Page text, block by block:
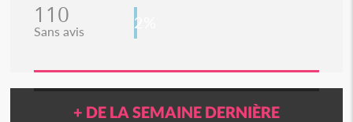
110
Sans avis 2%
+ DE LA SEMAINE DERNIÈRE